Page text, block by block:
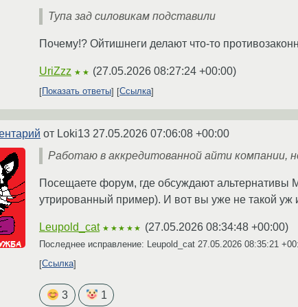
Тупа зад силовикам подставили
Почему!? Ойтишнеги делают что-то
UriZzz ★★ (27.05.2026 08:27:24 +00:00)
Показать ответы Ссылка
от Loki13 27.05.2026 07:06:08 +00:00
Работаю в аккредитованной айти компании,
Посещаете форум, где обсуждают альтернативы
утрированный пример). И вот вы уже не такой уж
Leupold_cat ★★★★★ (27.05.2026 08:34:48 +00:00)
Последнее исправление: Leupold_cat 27.05.2026 08:35:21
Ссылка
3 1